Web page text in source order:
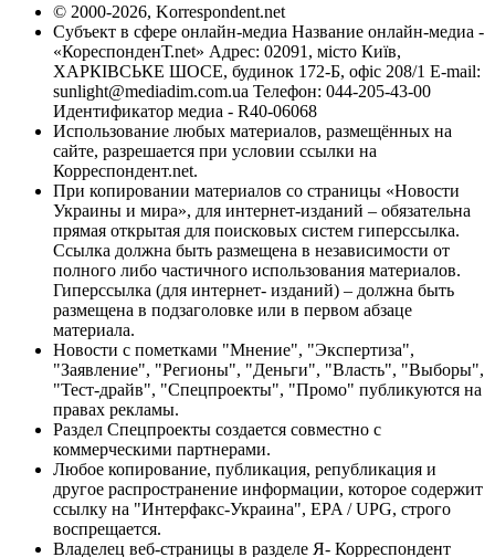
© 2000-2026, Korrespondent.net
Субъект в сфере онлайн-медиа Название онлайн-медиа -
«КореспонденТ.net» Адрес: 02091, місто Київ,
ХАРКІВСЬКЕ ШОСЕ, будинок 172-Б, офіс 208/1 E-mail:
sunlight@mediadim.com.ua Телефон: 044-205-43-00
Идентификатор медиа - R40-06068
Использование любых материалов, размещённых на
сайте, разрешается при условии ссылки на
Корреспондент.net.
При копировании материалов со страницы «Новости
Украины и мира», для интернет-изданий – обязательна
прямая открытая для поисковых систем гиперссылка.
Ссылка должна быть размещена в независимости от
полного либо частичного использования материалов.
Гиперссылка (для интернет- изданий) – должна быть
размещена в подзаголовке или в первом абзаце
материала.
Новости с пометками "Мнение", "Экспертиза",
"Заявление", "Регионы", "Деньги", "Власть", "Выборы",
"Тест-драйв", "Спецпроекты", "Промо" публикуются на
правах рекламы.
Раздел Спецпроекты создается совместно с
коммерческими партнерами.
Любое копирование, публикация, републикация и
другое распространение информации, которое содержит
ссылку на "Интерфакс-Украина", EPA / UPG, строго
воспрещается.
Владелец веб-страницы в разделе Я- Корреспондент